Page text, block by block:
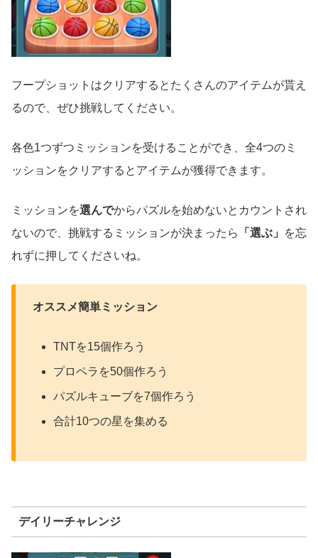
フープショットはクリアするとたくさんのアイテムが貰え
るので、ぜひ挑戦してください。
各色1つずつミッションを受けることができ、全4つのミ
ッションをクリアするとアイテムが獲得できます。
ミッションを選んでからパズルを始めないとカウントされ
ないので、挑戦するミッションが決まったら
「選ぶ」
を忘
れずに押してくださいね。
オススメ簡単ミッション
TNTを15個作ろう
プロペラを50個作ろう
パズルキューブを7個作ろう
合計10つの星を集める
デイリーチャレンジ